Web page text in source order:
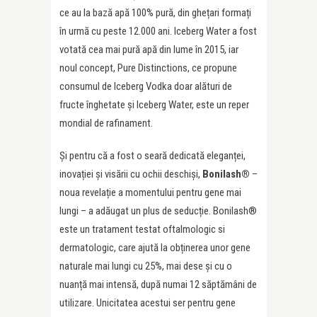
ce au la bază apă 100% pură, din ghețari formați
în urmă cu peste 12.000 ani. Iceberg Water a fost
votată cea mai pură apă din lume în 2015, iar
noul concept, Pure Distinctions, ce propune
consumul de Iceberg Vodka doar alături de
fructe înghetate și Iceberg Water, este un reper
mondial de rafinament.
Și pentru că a fost o seară dedicată eleganței,
inovației și visării cu ochii deschiși, Bonilash® –
noua revelație a momentului pentru gene mai
lungi – a adăugat un plus de seducție. Bonilash®
este un tratament testat oftalmologic si
dermatologic, care ajută la obținerea unor gene
naturale mai lungi cu 25%, mai dese și cu o
nuanță mai intensă, după numai 12 săptămâni de
utilizare. Unicitatea acestui ser pentru gene